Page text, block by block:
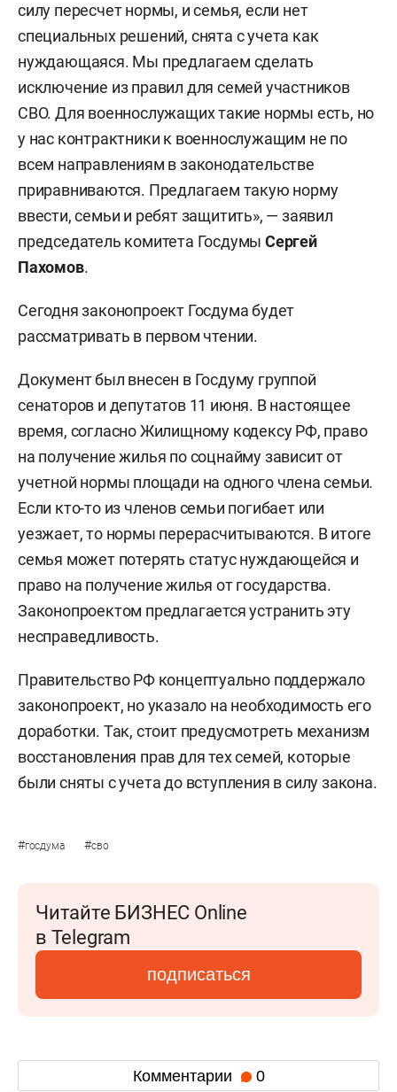
силу пересчет нормы, и семья, если нет
специальных решений, снята с учета как
нуждающаяся. Мы предлагаем сделать
исключение из правил для семей участников
СВО. Для военнослужащих такие нормы есть, но
у нас контрактники к военнослужащим не по
всем направлениям в законодательстве
приравниваются. Предлагаем такую норму
ввести, семьи и ребят защитить», — заявил
председатель комитета ГосдумыСергей
Пахомов.
Сегодня законопроект Госдума будет
рассматривать в первом чтении.
Документ был внесен в Госдуму группой
сенаторов и депутатов 11 июня. В настоящее
время, согласно Жилищному кодексу РФ, право
на получение жилья по соцнайму зависит от
учетной нормы площади на одного члена семьи.
Если кто-то из членов семьи погибает или
уезжает, то нормы перерасчитываются. В итоге
семья может потерять статус нуждающейся и
право на получение жилья от государства.
Законопроектом предлагается устранить эту
несправедливость.
Правительство РФ концептуально поддержало
законопроект, но указало на необходимость его
доработки. Так, стоит предусмотреть механизм
восстановления прав для тех семей, которые
были сняты с учета до вступления в силу закона.
#госдума #сво
Читайте БИЗНЕС Online
в Telegram
подписаться
Комментарии 0